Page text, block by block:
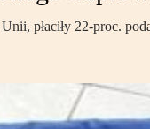
płaciły 22-proc.